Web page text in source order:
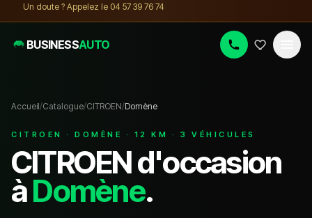
Un doute ? Appelez le 04 57 39 76 74
BUSINESSAUTO
Accueil/Catalogue/CITROEN/Domène
CITROEN ·DOMÈNE · 12 KM ·3 VÉHICULES
CITROENd'occasion
àDomène.